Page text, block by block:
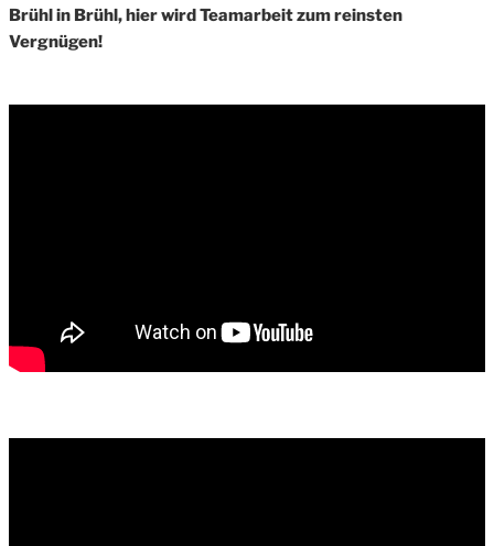
Brühl in Brühl, hier wird Teamarbeit zum reinsten
Vergnügen!